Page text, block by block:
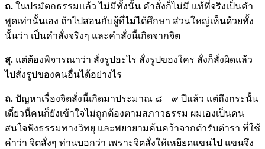
ถ. ในปรมัตถธรรมแล้ว ไม่มีทั้งนั้น คำสั่งก็ไม่มี แท้ที่จริงเป็นคำ
พูดเท่านั้นเอง ถ้าไปสอนกับผู้ที่ไม่ได้ศึกษา ส่วนใหญ่เห็นด้วยทั้ง
นั้นว่า เป็นคำสั่งจริงๆ และคำสั่งนี้เกิดจากจิต
สุ. แต่ต้องพิจารณาว่า สั่งรูปอะไร สั่งรูปของใคร สั่งก็สั่งผิดแล้ว
ไปสั่งรูปของคนอื่นได้อย่างไร
ถ. ปัญหาเรื่องจิตสั่งนี้เกิดมาประมาณ ๘ – ๙ ปีแล้ว แต่ถึงกระนั้น
เดี๋ยวนี้คนก็ยังเข้าใจไม่ถูกต้องตามสภาวธรรม ผมเองเป็นคน
สนใจฟังธรรมทางวิทยุ และพยายามค้นคว้าจากตำรับตำรา ที่ใช้
คำว่า จิตสั่งๆ ท่านบอกว่า เพราะจิตสั่งให้เหยียดแขนไป แขนจึง